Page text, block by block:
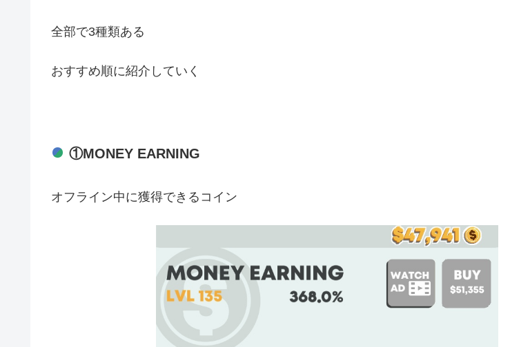
全部で3種類ある
おすすめ順に紹介していく
①MONEY EARNING
オフライン中に獲得できるコイン